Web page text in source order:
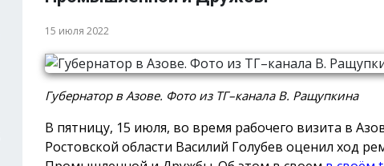
15 июля 2022
Губернатор в Азове. Фото из ТГ–канала В. Ращупкина
В пятницу, 15 июля, во время рабочего визита в
Ростовской области Василий Голубев оценил ход